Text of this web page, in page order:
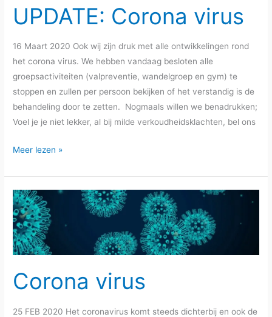
UPDATE: Corona virus
16 Maart 2020 Ook wij zijn druk met alle ontwikkelingen rond
het corona virus. We hebben vandaag besloten alle
groepsactiviteiten (valpreventie, wandelgroep en gym) te
stoppen en zullen per persoon bekijken of het verstandig is de
behandeling door te zetten. Nogmaals willen we benadrukken;
Voel je je niet lekker, al bij milde verkoudheidsklachten, bel ons
UPDATE:
virus
Meer lezen »
Corona virus
25 FEB 2020 Het coronavirus komt steeds dichterbij en ook de